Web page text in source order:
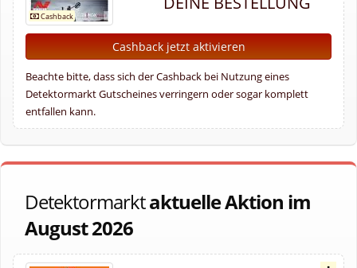
Cashback jetzt aktivieren
Beachte bitte, dass sich der Cashback bei Nutzung eines
Detektormarkt Gutscheines verringern oder sogar komplett
entfallen kann.
Detektormarktaktuelle Aktion im
August 2026